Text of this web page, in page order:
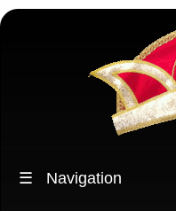
☰ Navigation